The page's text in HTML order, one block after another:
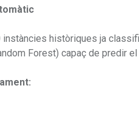
històriques ja
Forest) capaç de predir